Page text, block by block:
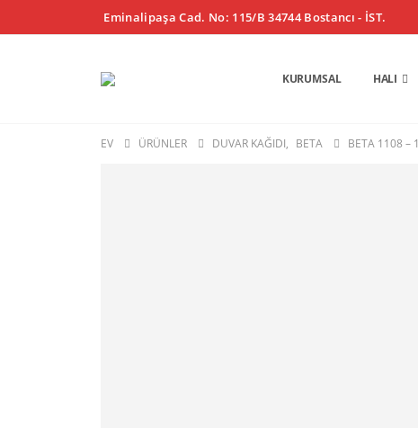
Eminalipaşa Cad. No: 115/B 34744 Bostancı - İST.
KURUMSAL HALI
EV ÜRÜNLER DUVAR KAĞIDI, BETA BETA 1108 – 1